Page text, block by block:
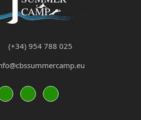
(+34) 954 788 025